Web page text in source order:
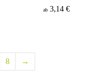
ab 3,14 €
8 →